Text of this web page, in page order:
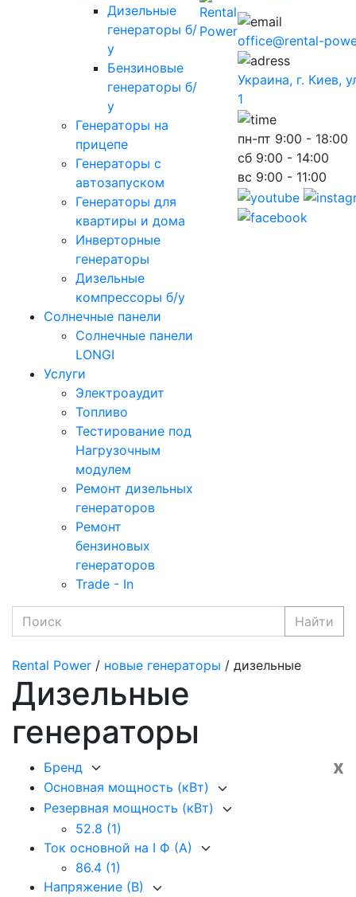
Дизельные
генераторы б/
у
Бензиновые
генераторы б/
у
Генераторы на
прицепе
Генераторы с
автозапуском
Генераторы для
квартиры и дома
Инверторные
генераторы
Дизельные
компрессоры б/у
Солнечные панели
Солнечные панели
LONGI
Услуги
Электроаудит
Топливо
Тестирование под
Нагрузочным
модулем
Ремонт дизельных
генераторов
Ремонт
бензиновых
генераторов
Trade - In
office@rental-
Украина, г. Киев,
1
пн-пт 9:00 - 18:00
сб 9:00 - 14:00
вс 9:00 - 11:00
Найти
Rental Power / новые генераторы / дизельные
Дизельные
генераторы
x
Бренд
Основная мощность (кВт)
Резервная мощность (кВт)
52.8 (1)
Ток основной на I Ф (А)
86.4 (1)
Напряжение (В)